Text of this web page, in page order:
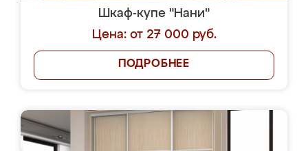
Шкаф-купе "Нани"
Цена: от 27 000 руб.
ПОДРОБНЕЕ